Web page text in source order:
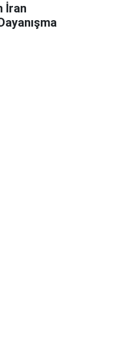
İran